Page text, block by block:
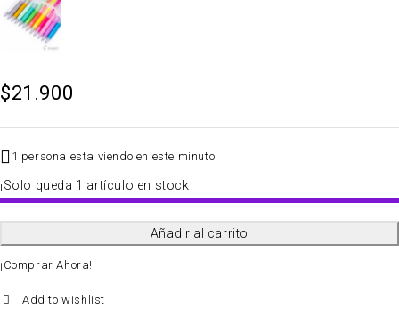
$21.900
1 persona esta viendo en este minuto
¡Solo queda 1 artículo en stock!
Añadir al carrito
¡Comprar Ahora!
Add to wishlist